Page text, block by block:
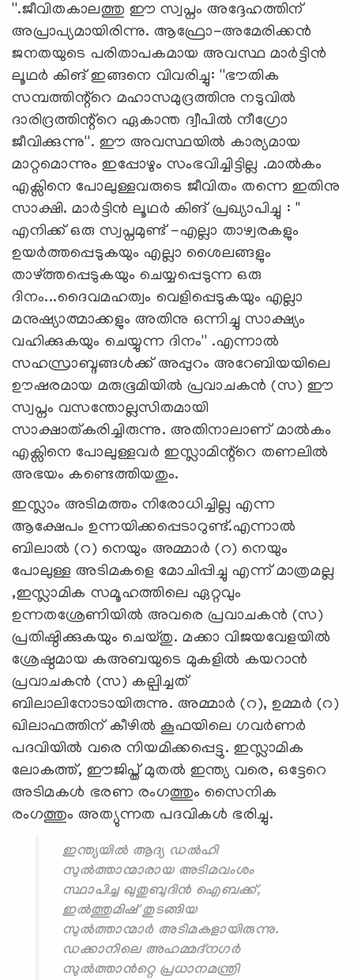
''.ജീവിതകാലത്തു ഈ സ്വപ്നം അദ്ദേഹത്തിന്
അപ്രാപ്യമായിരിന്നു. ആഫ്രോ-അമേരിക്കൻ
ജനതയുടെ പരിതാപകമായ അവസ്ഥ മാർട്ടിൻ
ലൂഥർ കിങ് ഇങ്ങനെ വിവരിച്ചു: ''ഭൗതിക
സമ്പത്തിന്റ്റെ മഹാസമുദ്രത്തിനു നടുവിൽ
ദാരിദ്രത്തിന്റ്റെ ഏകാന്ത ദ്വീപിൽ നീഗ്രോ
ജീവിക്കുന്നു''. ഈ അവസ്ഥയിൽ കാര്യമായ
മാറ്റമൊന്നും ഇപ്പോഴും സംഭവിച്ചിട്ടില്ല .മാൽകം
എക്സിനെ പോലുള്ളവരുടെ ജീവിതം തന്നെ ഇതിനു
സാക്ഷി. മാർട്ടിൻ ലൂഥർ കിങ് പ്രഖ്യാപിച്ചു : ''
എനിക്ക് ഒരു സ്വപ്നമുണ്ട് -എല്ലാ താഴ്വരകളും
ഉയർത്തപ്പെടുകയും എല്ലാ ശൈലങ്ങളും
താഴ്ത്തപ്പെടുകയും ചെയ്യപ്പെടുന്ന ഒരു
ദിനം...ദൈവമഹത്വം വെളിപ്പെടുകയും എല്ലാ
മനുഷ്യാത്മാക്കളും അതിനു ഒന്നിച്ചു സാക്ഷ്യം
വഹിക്കുകയും ചെയ്യുന്ന ദിനം'' .എന്നാൽ
സഹസ്രാബ്ദങ്ങൾക്ക് അപ്പുറം അറേബിയയിലെ
ഊഷരമായ മരുഭൂമിയിൽ പ്രവാചകൻ (സ) ഈ
സ്വപ്നം വസന്തോല്ലസിതമായി
സാക്ഷാത്കരിച്ചിരുന്നു. അതിനാലാണ് മാൽകം
എക്സിനെ പോലുള്ളവർ ഇസ്ലാമിന്റ്റെ തണലിൽ
അഭയം കണ്ടെത്തിയതും.
ഇസ്ലാം അടിമത്തം നിരോധിച്ചില്ല എന്ന
ആക്ഷേപം ഉന്നയിക്കപ്പെടാറുണ്ട്.എന്നാൽ
ബിലാൽ (റ) നെയും അമ്മാർ (റ) നെയും
പോലുള്ള അടിമകളെ മോചിപ്പിച്ചു എന്ന് മാത്രമല്ല
,ഇസ്ലാമിക സമൂഹത്തിലെ ഏറ്റവും
ഉന്നതശ്രേണിയിൽ അവരെ പ്രവാചകൻ (സ)
പ്രതിഷ്ഠിക്കുകയും ചെയ്തു. മക്കാ വിജയവേളയിൽ
ശ്രേഷ്ഠമായ കഅബയുടെ മുകളിൽ കയറാൻ
പ്രവാചകൻ (സ) കല്പിച്ചത്
ബിലാലിനോടായിരുന്നു. അമ്മാർ (റ), ഉമ്മർ (റ)
ഖിലാഫത്തിന് കീഴിൽ കൂഫയിലെ ഗവർണർ
പദവിയിൽ വരെ നിയമിക്കപ്പെട്ടു. ഇസ്ലാമിക
ലോകത്ത്, ഈജിപ്ത് മുതൽ ഇന്ത്യ വരെ, ഒട്ടേറെ
അടിമകൾ ഭരണ രംഗത്തും സൈനിക
രംഗത്തും അത്യുന്നത പദവികൾ ഭരിച്ചു.
ഇന്ത്യയിൽ ആദ്യ ഡൽഹി
സുൽത്താന്മാരായ അടിമവംശം
സ്ഥാപിച്ച ഖുതുബുദിൻ ഐബക്ക്,
ഇൽത്തുമിഷ് തുടങ്ങിയ
സുൽത്താന്മാർ അടിമകളായിരുന്നു.
ഡക്കാനിലെ അഹമ്മദ്നഗർ
സുൽത്താൻറ്റെ പ്രധാനമന്ത്രി